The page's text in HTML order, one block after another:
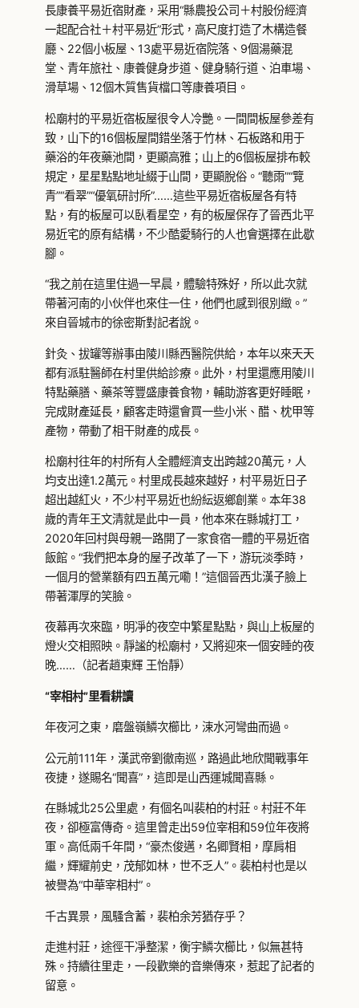
長康養平易近宿財產，采用“縣農投公司＋村股份經濟
一起配合社＋村平易近”形式，高尺度打造了木構造餐
廳、22個小板屋、13處平易近宿院落、9個湯藥混
堂、青年旅社、康養健身步道、健身騎行道、泊車場、
滑草場、12個木質售貨檔口等康養項目。
松廟村的平易近宿板屋很令人冷艷。一間間板屋參差有
致，山下的16個板屋間錯坐落于竹林、石板路和用于
藥浴的年夜藥池間，更顯高雅；山上的6個板屋排布較
規定，星星點點地址綴于山間，更顯脫俗。“聽雨”“覽
青”“看翠”“優氧研討所”……這些平易近宿板屋各有特
點，有的板屋可以臥看星空，有的板屋保存了晉西北平
易近宅的原有結構，不少酷愛騎行的人也會選擇在此歇
腳。
“我之前在這里住過一早晨，體驗特殊好，所以此次就
帶著河南的小伙伴也來住一住，他們也感到很別緻。”
來自晉城市的徐密斯對記者說。
針灸、拔罐等辦事由陵川縣西醫院供給，本年以來天天
都有派駐醫師在村里供給診療。此外，村里還應用陵川
特點藥膳、藥茶等豐盛康養食物，輔助游客更好睡眠，
完成財產延長，顧客走時還會買一些小米、醋、枕甲等
產物，帶動了相干財產的成長。
松廟村往年的村所有人全體經濟支出跨越20萬元，人
均支出達1.2萬元。村里成長越來越好，村平易近日子
超出越紅火，不少村平易近也紛紜返鄉創業。本年38
歲的青年王文清就是此中一員，他本來在縣城打工，
2020年回村與母親一路開了一家食宿一體的平易近宿
飯館。“我們把本身的屋子改革了一下，游玩淡季時，
一個月的營業額有四五萬元嘞！”這個晉西北漢子臉上
帶著渾厚的笑臉。
夜幕再次來臨，明凈的夜空中繁星點點，與山上板屋的
燈火交相照映。靜謐的松廟村，又將迎來一個安睡的夜
晚……（記者趙東輝 王怡靜）
“宰相村”里看耕讀
年夜河之東，磨盤嶺鱗次櫛比，涑水河彎曲而過。
公元前111年，漢武帝劉徹南巡，路過此地欣聞戰事年
夜捷，遂賜名“聞喜”，這即是山西運城聞喜縣。
在縣城北25公里處，有個名叫裴柏的村莊。村莊不年
夜，卻極富傳奇。這里曾走出59位宰相和59位年夜將
軍。高低兩千年間，“豪杰俊邁，名卿賢相，摩肩相
繼，輝耀前史，茂郁如林，世不乏人”。裴柏村也是以
被譽為“中華宰相村”。
千古異景，風騷含蓄，裴柏余芳猶存乎？
走進村莊，途徑干凈整潔，衡宇鱗次櫛比，似無甚特
殊。持續往里走，一段歡樂的音樂傳來，惹起了記者的
留意。